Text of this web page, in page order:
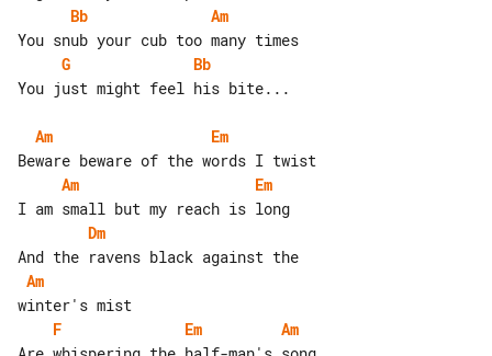
Bb
Am
G
Bb
You just might feel his bite...
Am
Em
Am
Em
Dm
Am
F
Em
Am